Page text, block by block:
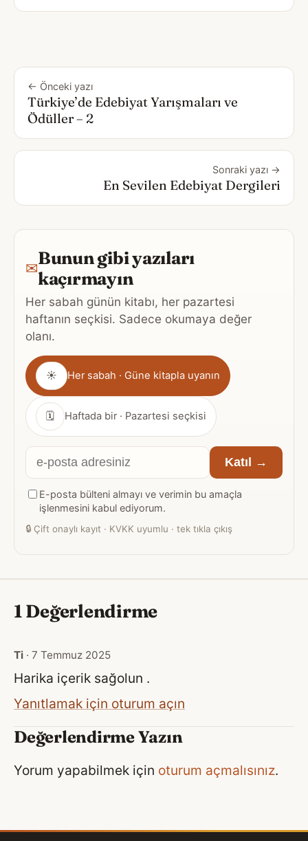
← Önceki yazı
Türkiye’de Edebiyat Yarışmaları ve
Ödüller – 2
Sonraki yazı →
En Sevilen Edebiyat Dergileri
✉Bunun gibi yazıları
kaçırmayın
Her sabah günün kitabı, her pazartesi
haftanın seçkisi. Sadece okumaya değer
olanı.
Gönderim
sıklığı
☀ Her sabah · Güne kitapla uyanın
🗓 Haftada bir · Pazartesi seçkisi
E-
posta
adresiniz
Katıl →
E-posta bülteni almayı ve verimin bu amaçla
işlenmesini kabul ediyorum.
🔒 Çift onaylı kayıt · KVKK uyumlu · tek tıkla çıkış
1 Değerlendirme
Ti · 7 Temmuz 2025
Harika içerik sağolun .
Yanıtlamak için oturum açın
Değerlendirme Yazın
Yorum yapabilmek için oturum açmalısınız.